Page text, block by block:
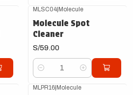
MLSC04 Molecule
Molecule Spot
Cleaner
S/59.00
Cantidad
MLPR16 Molecule